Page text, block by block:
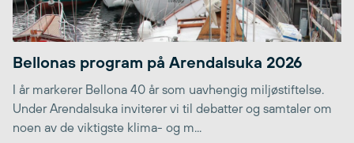
Bellonas program på Arendalsuka 2026
I år markerer Bellona 40 år som uavhengig miljøstiftelse.
Under Arendalsuka inviterer vi til debatter og samtaler om
noen av de viktigste klima- og m...